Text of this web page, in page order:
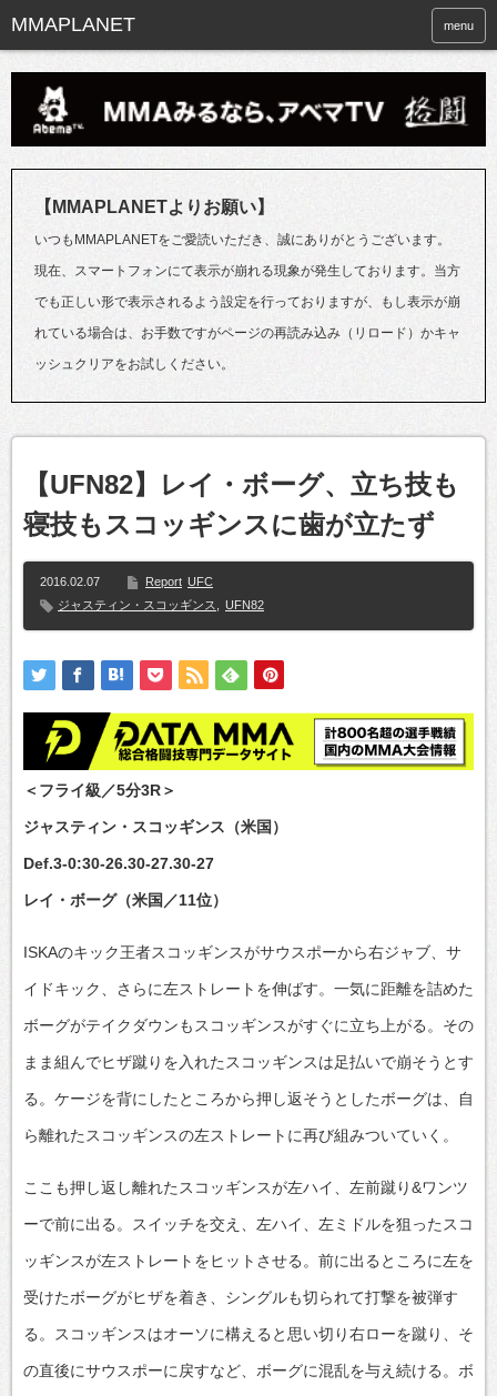
menu
【MMAPLANETよりお願い】
いつもMMAPLANETをご愛読いただき、誠にありがとうございます。
現在、スマートフォンにて表示が崩れる現象が発生しております。当方
でも正しい形で表示されるよう設定を行っておりますが、もし表示が崩
れている場合は、お手数ですがページの再読み込み（リロード）かキャ
ッシュクリアをお試しください。
【UFN82】レイ・ボーグ、立ち技も
寝技もスコッギンスに歯が立たず
2016.02.07 Report UFC
ジャスティン・スコッギンス
UFN82
＜フライ級／5分3R＞
ジャスティン・スコッギンス（米国）
Def.3-0:30-26.30-27.30-27
レイ・ボーグ（米国／11位）
ISKAのキック王者スコッギンスがサウスポーから右ジャブ、サ
イドキック、さらに左ストレートを伸ばす。一気に距離を詰めた
ボーグがテイクダウンもスコッギンスがすぐに立ち上がる。その
まま組んでヒザ蹴りを入れたスコッギンスは足払いで崩そうとす
る。ケージを背にしたところから押し返そうとしたボーグは、自
ら離れたスコッギンスの左ストレートに再び組みついていく。
ここも押し返し離れたスコッギンスが左ハイ、左前蹴り&ワンツ
ーで前に出る。スイッチを交え、左ハイ、左ミドルを狙ったスコ
ッギンスが左ストレートをヒットさせる。前に出るところに左を
受けたボーグがヒザを着き、シングルも切られて打撃を被弾す
る。スコッギンスはオーソに構えると思い切り右ローを蹴り、そ
の直後にサウスポーに戻すなど、ボーグに混乱を与え続ける。ボ